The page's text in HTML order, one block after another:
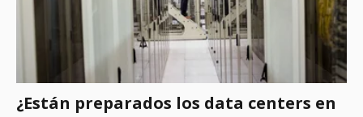
¿Están preparados los data centers en